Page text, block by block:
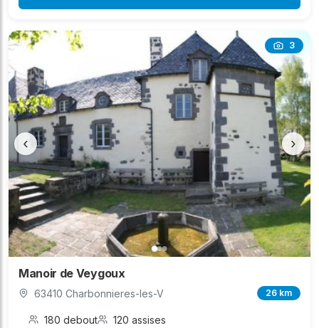
3
‹ ›
Manoir de Veygoux
63410 Charbonnieres-les-V 26 km
180 debout 120 assises